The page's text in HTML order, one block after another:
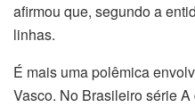
afirmou que, segundo a
linhas.
É mais uma polêmica
Vasco. No Brasileiro série